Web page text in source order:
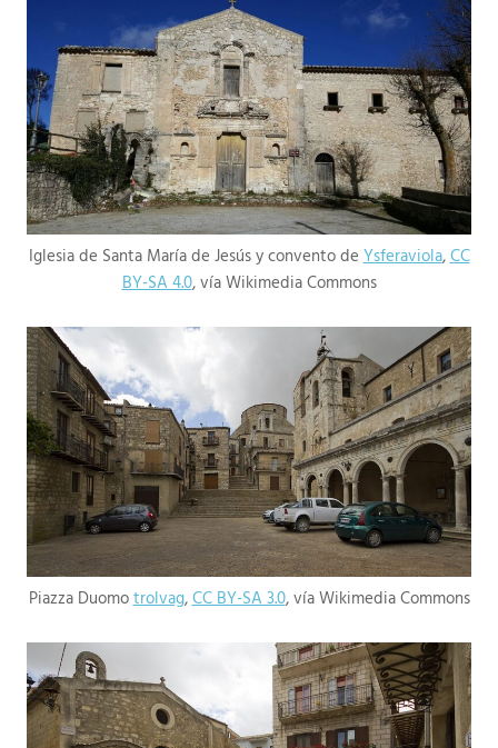
Iglesia de Santa María de Jesús y convento deYsferaviola,CC
BY-SA 4.0, vía Wikimedia Commons
Piazza Duomotrolvag,CC BY-SA 3.0, vía Wikimedia Commons